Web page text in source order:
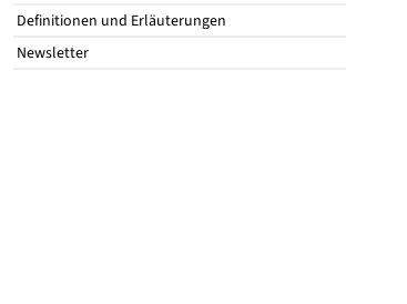
Definitionen und Erläuterungen
Newsletter